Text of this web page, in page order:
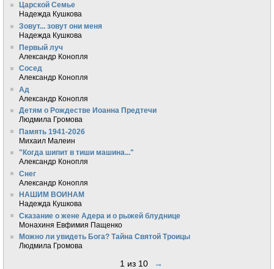
Царской Семье
Надежда Кушкова
Зовут... зовут они меня
Надежда Кушкова
Первый луч
Александр Конопля
Сосед
Александр Конопля
Ад
Александр Конопля
Детям о Рождестве Иоанна Предтечи
Людмила Громова
Память 1941-2026
Михаил Малеин
"Когда шипит в тиши машина..."
Александр Конопля
Снег
Александр Конопля
НАШИМ ВОИНАМ
Надежда Кушкова
Сказание о жене Адера и о рыжей блуднице
Монахиня Евфимия Пащенко
Можно ли увидеть Бога? Тайна Святой Троицы
Людмила Громова
1 из 10 →